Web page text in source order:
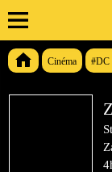
Cinéma #DC